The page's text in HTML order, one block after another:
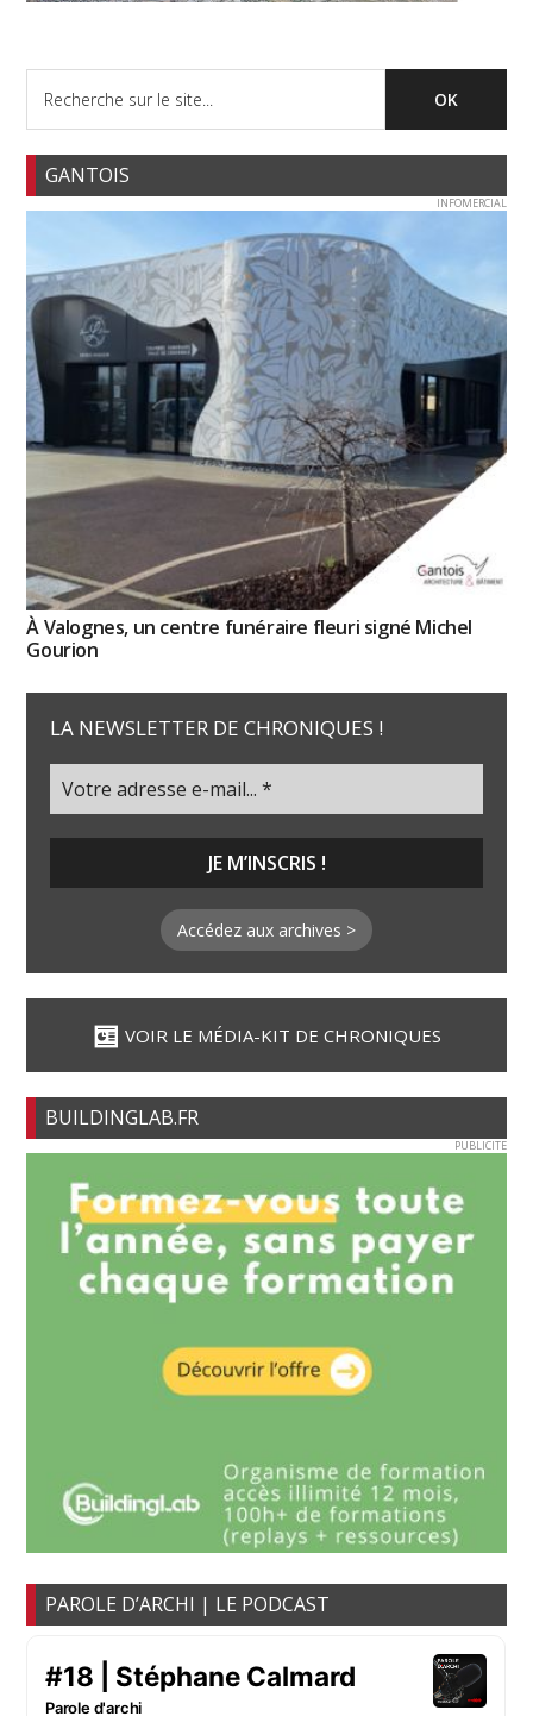
GANTOIS
INFOMERCIAL
À Valognes, un centre funéraire fleuri signé Michel
Gourion
LA NEWSLETTER DE CHRONIQUES !
Accédez aux archives >
VOIR LE MÉDIA-KIT DE CHRONIQUES
BUILDINGLAB.FR
PUBLICITE
PAROLE D’ARCHI | LE PODCAST